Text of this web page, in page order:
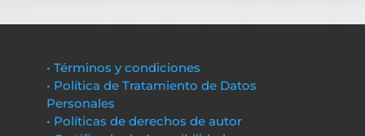
• Términos y condiciones
• Política de Tratamiento de Datos
Personales
• Políticas de derechos de autor